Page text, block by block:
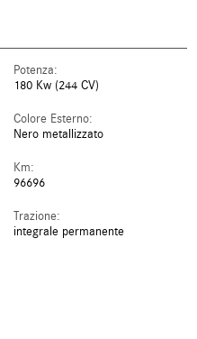
Potenza:
180 Kw (244 CV)
Colore Esterno:
Nero metallizzato
Km:
96696
Trazione:
integrale permanente